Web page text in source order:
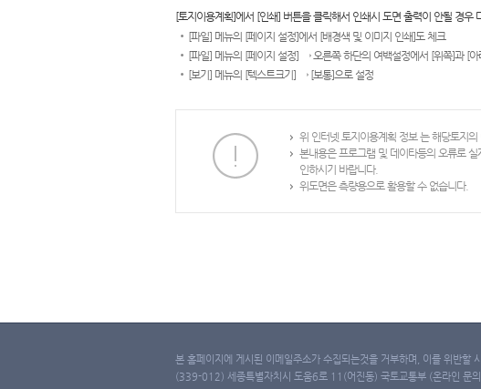
[토지이용계획]에서 [인쇄] 버튼을 클릭해서 인쇄시 도면 출력이 안될 경우
[파일] 메뉴의 [페이지 설정]에서 [배경색 및 이미지 인쇄]도 체크
[파일] 메뉴의 [페이지 설정] → 오른쪽 하단의 여백설정에서 [위쪽]과 [
[보기] 메뉴의 [텍스트크기] → [보통]으로 설정
위 인터넷 토지이용계획 정보 는 해당토지
본내용은 프로그램 및 데이타등의 오류로
인하시기 바랍니다.
위도면은 측량용으로 활용할 수 없습니다.
본 홈페이지에 게시된 이메일주소가 수집되는것을 거부하며, 이를 위반할
(339-012) 세종특별자치시 도움6로 11(어진동) 국토교통부 (온라인